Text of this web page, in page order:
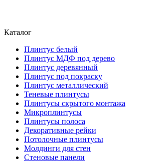
Каталог
Плинтус белый
Плинтус МДФ под дерево
Плинтус деревянный
Плинтус под покраску
Плинтус металлический
Теневые плинтусы
Плинтусы скрытого монтажа
Микроплинтусы
Плинтусы полоса
Декоративные рейки
Потолочные плинтусы
Молдинги для стен
Стеновые панели